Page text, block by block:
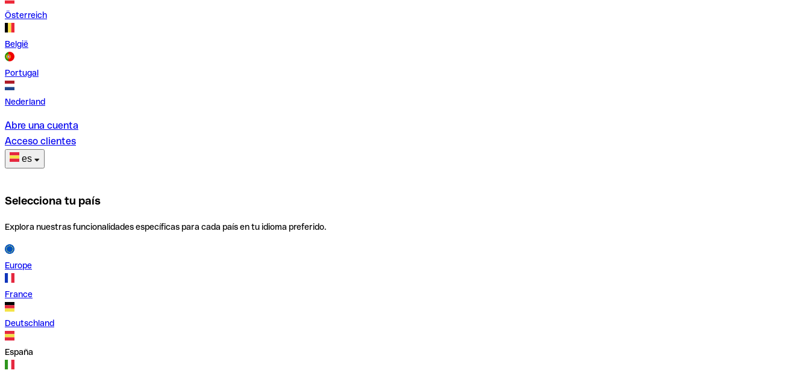
Österreich
België
Portugal
Nederland
Abre una cuenta
Acceso clientes
es
Selecciona tu país
Explora nuestras funcionalidades específicas para cada país en tu idioma preferido.
Europe
France
Deutschland
España